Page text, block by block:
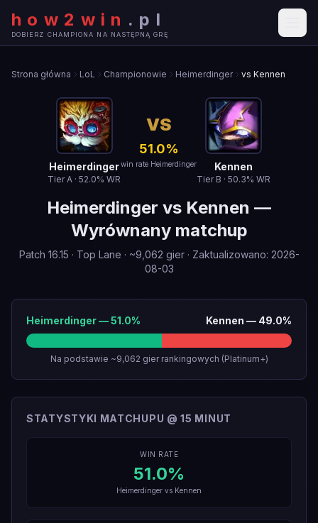
how2win . pl
DOBIERZ CHAMPIONA NA NASTĘPNĄ GRĘ
Strona główna LoL Championowie Heimerdinger vs Kennen
Heimerdinger
TierA · 52.0% WR
VS
51.0%
win rate Heimerdinger Kennen
Tier B · 50.3% WR
Heimerdinger vs Kennen —
Wyrównany matchup
Patch 16.15 · Top Lane · ~9,062 gier· Zaktualizowano: 2026-
08-03
Heimerdinger—51.0% Kennen — 49.0%
Na podstawie ~9,062 gier rankingowych (Platinum+)
STATYSTYKI MATCHUPU @ 15 MINUT
WIN RATE
51.0%
Heimerdinger vs Kennen